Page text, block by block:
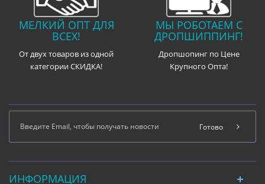
МЕЛКИЙ ОПТ ДЛЯ
ВСЕХ!
От двух товаров из одной
категории СКИДКА!
МЫ РОБОТАЕМ С
ДРОПШИППИНГ!
Дропшопинг по Цене
Крупного Опта!
Готово
ИНФОРМАЦИЯ